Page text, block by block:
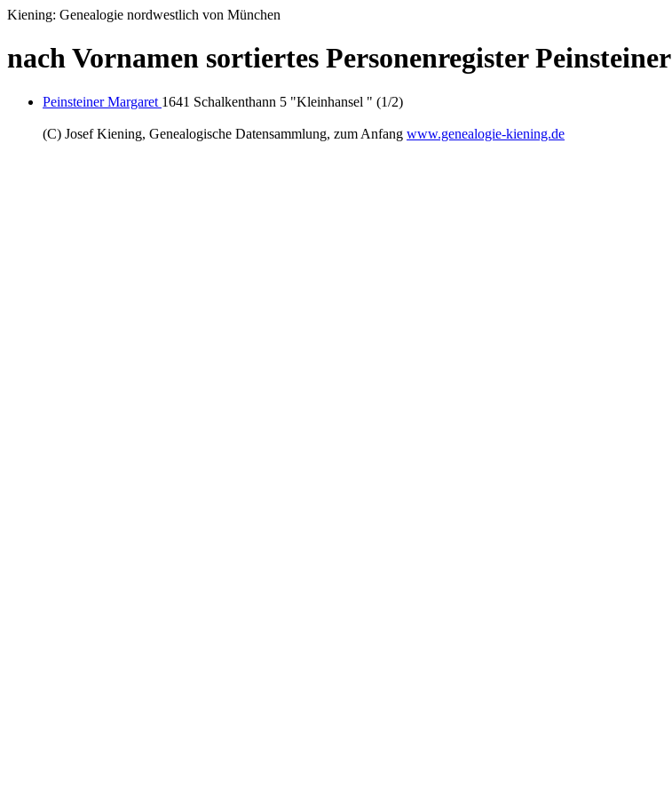
Kiening: Genealogie nordwestlich von München
nach Vornamen sortiertes Personenregister Peinsteiner
Peinsteiner Margaret 1641 Schalkenthann 5 "Kleinhansel " (1/2)
(C) Josef Kiening, Genealogische Datensammlung, zum Anfang www.genealogie-kiening.de